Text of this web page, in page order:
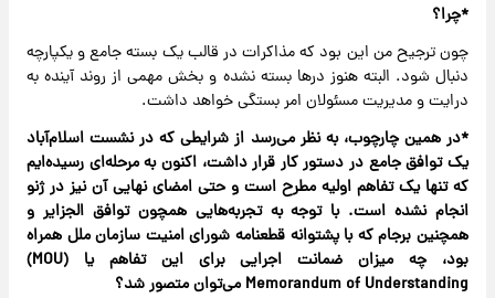
*چرا؟
چون ترجیح من این بود که مذاکرات در قالب یک بسته جامع و یکپارچه
دنبال شود. البته هنوز درها بسته نشده و بخش مهمی از روند آینده به
درایت و مدیریت مسئولان امر بستگی خواهد داشت.
*در همین چارچوب، به نظر می‌رسد از شرایطی که در نشست اسلام‌آباد
یک توافق جامع در دستور کار قرار داشت، اکنون به مرحله‌ای رسیده‌ایم
که تنها یک تفاهم اولیه مطرح است و حتی امضای نهایی آن نیز در ژنو
انجام نشده است. با توجه به تجربه‌هایی همچون توافق الجزایر و
همچنین برجام که با پشتوانه قطعنامه شورای امنیت سازمان ملل همراه
بود، چه میزان ضمانت اجرایی برای این تفاهم یا (MOU)
Memorandum of Understanding می‌توان متصور شد؟